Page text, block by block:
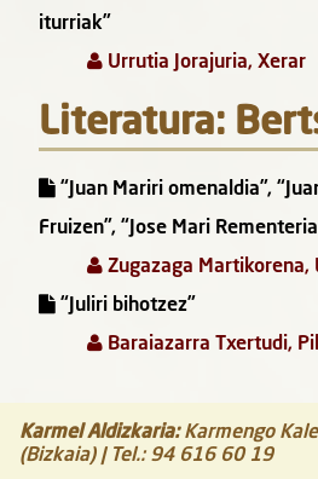
iturriak”
Urrutia Jorajuria, Xerar
Literatura:
“Juan Mariri omenaldia”,
Fruizen”, “Jose Mari
Zugazaga Martikorena,
“Juliri bihotzez”
Baraiazarra Txertudi,
Karmel Aldizkaria: Karmengo
(Bizkaia)| Tel.: 94 616 60 19